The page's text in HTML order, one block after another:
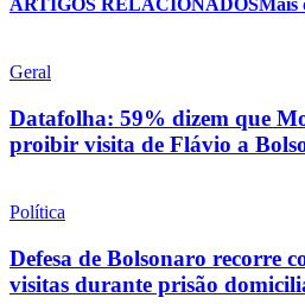
ARTIGOS RELACIONADOSMais
Geral
Datafolha: 59% dizem que
proibir visita de Flávio a
Política
Defesa de Bolsonaro recorre
visitas durante prisão